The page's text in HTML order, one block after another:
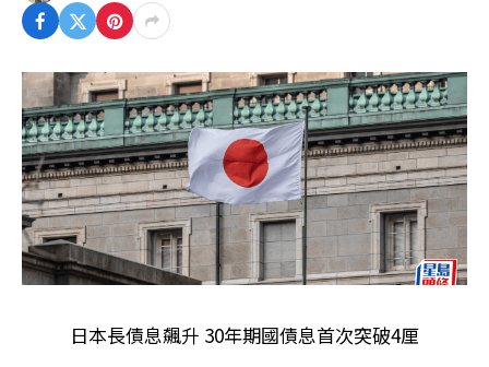
日本長債息飆升 30年期國債息首次突破4厘